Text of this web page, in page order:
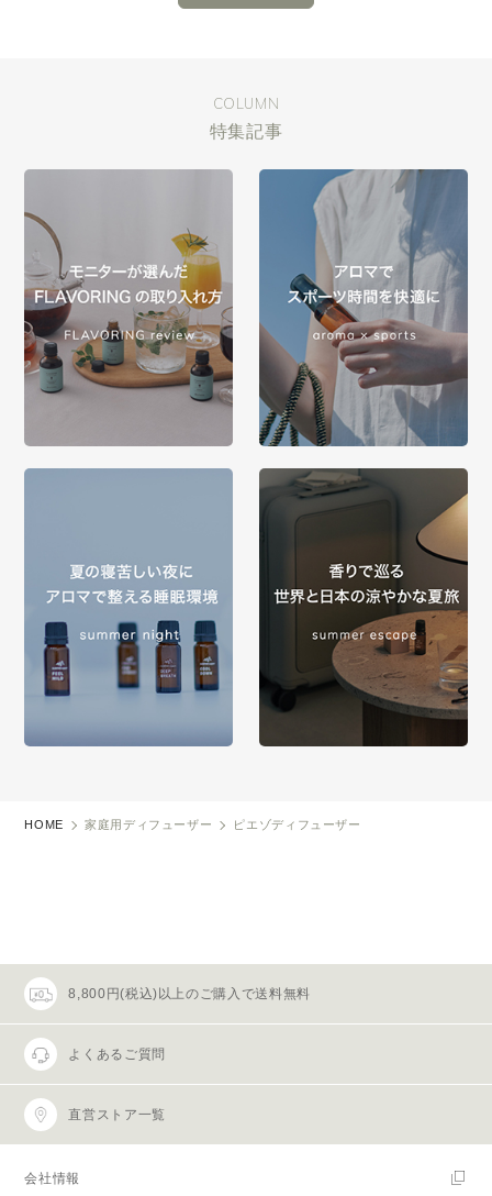
COLUMN
特集記事
HOME 家庭用ディフューザー ピエゾディフューザー
8,800円(税込)以上のご購入で送料無料
よくあるご質問
直営ストア一覧
会社情報